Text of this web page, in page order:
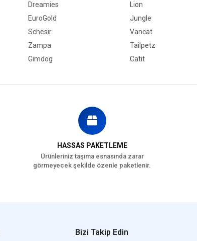
Dreamies
Lion
EuroGold
Jungle
Schesir
Vancat
Zampa
Tailpetz
Gimdog
Catit
HASSAS PAKETLEME
Ürünleriniz taşıma esnasında zarar
görmeyecek şekilde özenle paketlenir.
Bizi Takip Edin